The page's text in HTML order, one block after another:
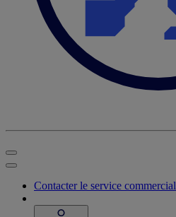
Contacter le service commercial